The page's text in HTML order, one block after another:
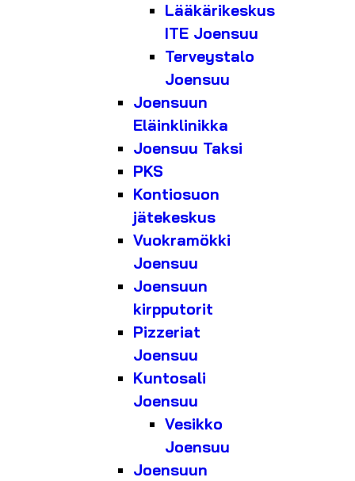
Lääkärikeskus
ITE Joensuu
Terveystalo
Joensuu
Joensuun
Eläinklinikka
Joensuu Taksi
PKS
Kontiosuon
jätekeskus
Vuokramökki
Joensuu
Joensuun
kirpputorit
Pizzeriat
Joensuu
Kuntosali
Joensuu
Vesikko
Joensuu
Joensuun